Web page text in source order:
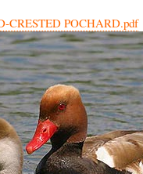
CRESTED POCHARD.pdf